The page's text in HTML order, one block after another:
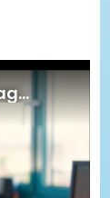
zu Wissen